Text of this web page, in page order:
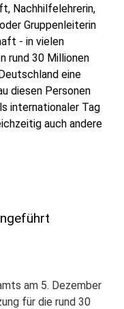
Nachhilfelehrerin,
Gruppenleiterin
- in vielen
rund 30 Millionen
eine
diesen Personen
internationaler Tag
auch andere
am 5. Dezember
für die rund 30